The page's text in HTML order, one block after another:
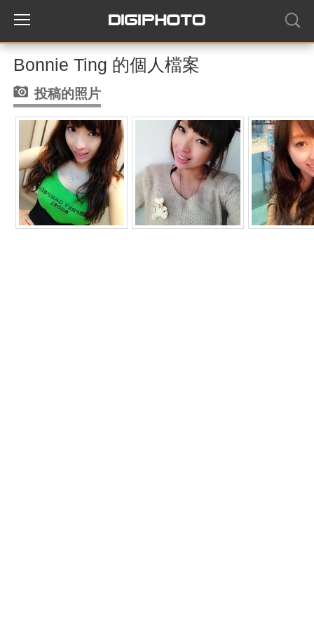
Bonnie Ting 的個人檔案
投稿的照片